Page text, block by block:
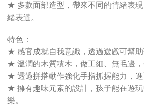
★ 多款面部造型，帶來不同的情緒表
緒表達。
特色：
★ 感官成就自我意識，透過遊戲可幫助
★ 溫潤的木質積木，做工細、無毛邊，
★ 透過拼搭動作強化手指抓握能力，進
★ 擁有趣味元素的設計，孩子能在遊
樂。